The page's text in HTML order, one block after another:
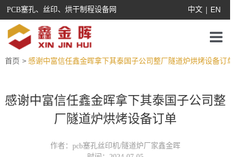
中文 EN
PCB塞孔、丝印、烘干制程设备网
首页
关于我们
首页 > 感谢中富信任鑫金晖拿下其泰国子公司整厂隧道炉烘烤设备订单
感谢中富信任鑫金晖拿下其泰国子公司整
厂隧道炉烘烤设备订单
作者：pcb塞孔丝印机/隧道炉厂家鑫金晖